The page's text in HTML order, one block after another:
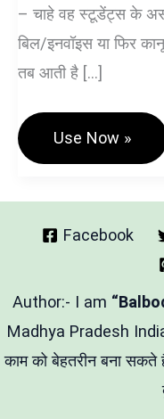
– चाहे वह स्टूडेंट्स के
बिल/इनवॉइस या फिर
तब आती है […]
PDF
Hindi
–
को
ऑनलाइन
कंप्रेस
करें
Use Now »
Facebook
Author:- I am
Madhya Pradesh
काम को बेहतरीन बना